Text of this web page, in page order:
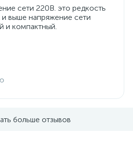
сети 220В. это редкость
выше напряжение сети
и компактный.
больше отзывов